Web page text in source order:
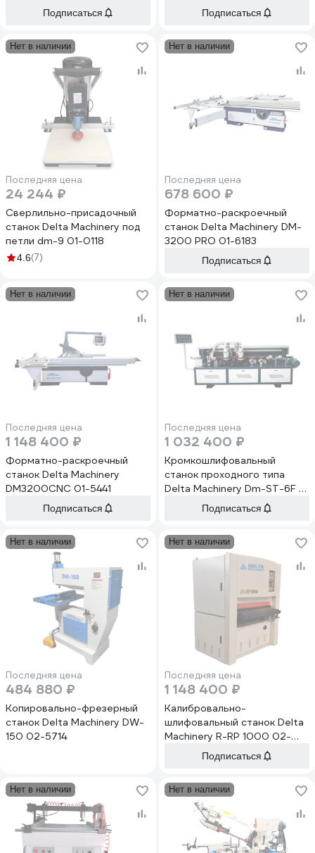
Подписаться
01-6185Подписаться
Нет в наличии
Последняя цена
24 244 ₽
Сверлильно-присадочный
станок Delta Machinery под
петли dm-9 01-0118
4.6(7)
Нет в наличии
Последняя цена
678 600 ₽
Форматно-раскроечный
станок Delta Machinery DM-
3200 PRO 01-6183
Подписаться
Нет в наличии
Последняя цена
1 148 400 ₽
Форматно-раскроечный
станок Delta Machinery
DM3200CNC 01-5441
Подписаться
Нет в наличии
Последняя цена
1 032 400 ₽
Кромкошлифовальный
станок проходного типа
Delta Machinery Dm-ST-6F с
фрезерным узлом dm-st-6f
Подписаться
Нет в наличии
Последняя цена
484 880 ₽
Копировально-фрезерный
станок Delta Machinery DW-
150 02-5714
Нет в наличии
Последняя цена
1 148 400 ₽
Калибровально-
шлифовальный станок Delta
Machinery R-RP 1000 02-
Подписаться
Нет в наличии Нет в наличии